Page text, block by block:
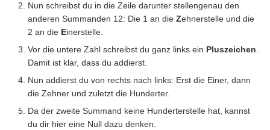
Nun schreibst du in die Zeile darunter stellengenau den
anderen Summanden 12: Die 1 an die Zehnerstelle und die
2 an die Einerstelle.
Vor die untere Zahl schreibst du ganz links ein Pluszeichen
Damit ist klar, dass du addierst.
Nun addierst du von rechts nach links: Erst die Einer, dann
die Zehner und zuletzt die Hunderter.
Da der zweite Summand keine Hunderterstelle hat, kannst
du dir hier eine Null dazu denken.